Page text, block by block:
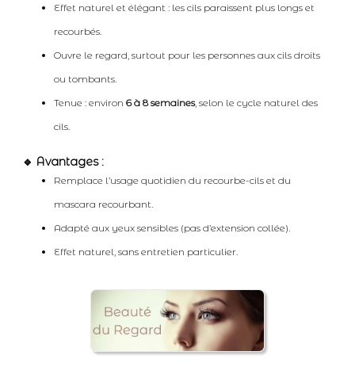
Effet naturel et élégant : les cils paraissent plus longs et
recourbés.
Ouvre le regard, surtout pour les personnes aux cils droits
ou tombants.
Tenue : environ 6 à 8 semaines, selon le cycle naturel des
cils.
🔹 Avantages :
Remplace l’usage quotidien du recourbe-cils et du
mascara recourbant.
Adapté aux yeux sensibles (pas d’extension collée).
Effet naturel, sans entretien particulier.